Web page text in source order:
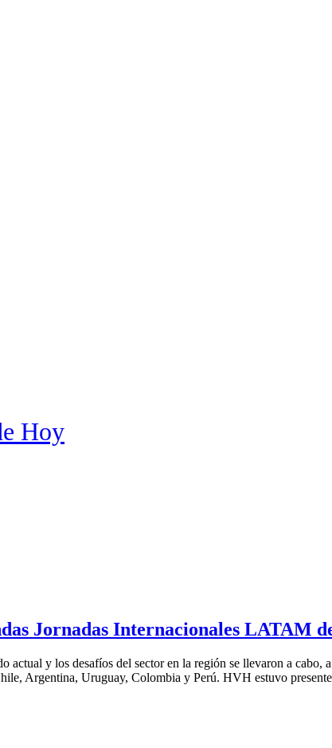
Jornadas Internacionales LATAM
actual y los desafíos del sector en la región se llevaron a
Argentina, Uruguay, Colombia y Perú. HVH estuvo